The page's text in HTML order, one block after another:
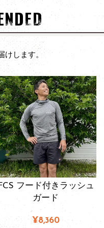
けします。
フード付きラッシュ
ガード
¥8,360